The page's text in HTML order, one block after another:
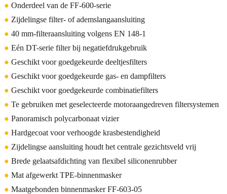
● Onderdeel van de FF-600-serie
● Zijdelingse filter- of ademslangaansluiting
● 40 mm-filteraansluiting volgens EN 148-1
● Eén DT-serie filter bij negatiefdrukgebruik
● Geschikt voor goedgekeurde deeltjesfilters
● Geschikt voor goedgekeurde gas- en dampfilters
● Geschikt voor goedgekeurde combinatiefilters
● Te gebruiken met geselecteerde motoraangedreven filtersystemen
● Panoramisch polycarbonaat vizier
● Hardgecoat voor verhoogde krasbestendigheid
● Zijdelingse aansluiting houdt het centrale gezichtsveld vrij
● Brede gelaatsafdichting van flexibel siliconenrubber
● Mat afgewerkt TPE-binnenmasker
● Maatgebonden binnenmasker FF-603-05